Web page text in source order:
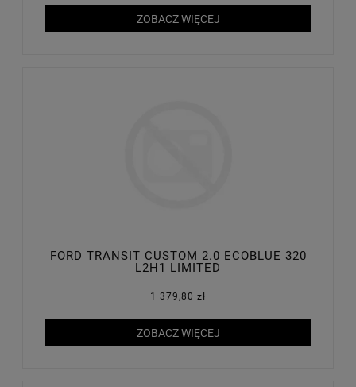
ZOBACZ WIĘCEJ
FORD TRANSIT CUSTOM 2.0 ECOBLUE 320
L2H1 LIMITED
1 379,80 zł
ZOBACZ WIĘCEJ